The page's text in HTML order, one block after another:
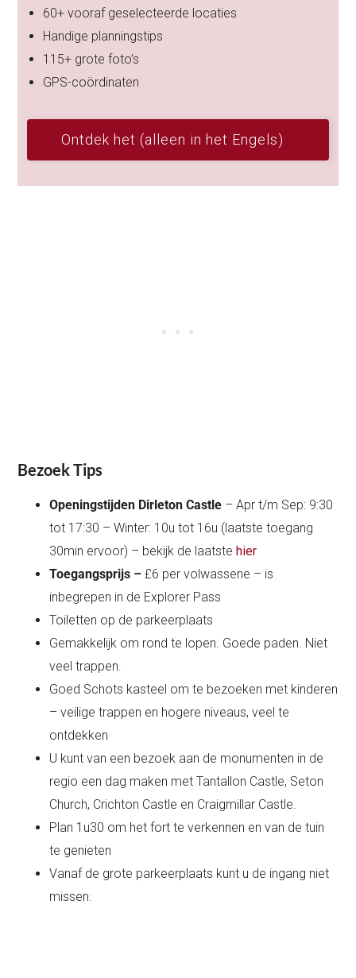
60+ vooraf geselecteerde locaties
Handige planningstips
115+ grote foto’s
GPS-coördinaten
Ontdek het (alleen in het Engels)
Bezoek Tips
Openingstijden Dirleton Castle – Apr t/m Sep: 9:30
tot 17:30 – Winter: 10u tot 16u (laatste toegang
30min ervoor) – bekijk de laatstehier
Toegangsprijs – £6 per volwassene – is
inbegrepen in de Explorer Pass
Toiletten op de parkeerplaats
Gemakkelijk om rond te lopen. Goede paden. Niet
veel trappen.
Goed Schots kasteel om te bezoeken met kinderen
– veilige trappen en hogere niveaus, veel te
ontdekken
U kunt van een bezoek aan de monumenten in de
regio een dag maken met Tantallon Castle, Seton
Church, Crichton Castle en Craigmillar Castle.
Plan 1u30 om het fort te verkennen en van de tuin
te genieten
Vanaf de grote parkeerplaats kunt u de ingang niet
missen: